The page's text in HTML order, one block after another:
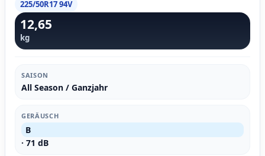
225/50R17 94V
12,65
kg
SAISON
All Season / Ganzjahr
GERÄUSCH
B
· 71 dB